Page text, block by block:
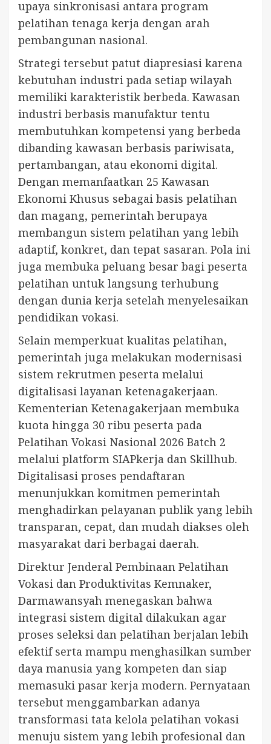
upaya sinkronisasi antara program
pelatihan tenaga kerja dengan arah
pembangunan nasional.
Strategi tersebut patut diapresiasi karena
kebutuhan industri pada setiap wilayah
memiliki karakteristik berbeda. Kawasan
industri berbasis manufaktur tentu
membutuhkan kompetensi yang berbeda
dibanding kawasan berbasis pariwisata,
pertambangan, atau ekonomi digital.
Dengan memanfaatkan 25 Kawasan
Ekonomi Khusus sebagai basis pelatihan
dan magang, pemerintah berupaya
membangun sistem pelatihan yang lebih
adaptif, konkret, dan tepat sasaran. Pola ini
juga membuka peluang besar bagi peserta
pelatihan untuk langsung terhubung
dengan dunia kerja setelah menyelesaikan
pendidikan vokasi.
Selain memperkuat kualitas pelatihan,
pemerintah juga melakukan modernisasi
sistem rekrutmen peserta melalui
digitalisasi layanan ketenagakerjaan.
Kementerian Ketenagakerjaan membuka
kuota hingga 30 ribu peserta pada
Pelatihan Vokasi Nasional 2026 Batch 2
melalui platform SIAPkerja dan Skillhub.
Digitalisasi proses pendaftaran
menunjukkan komitmen pemerintah
menghadirkan pelayanan publik yang lebih
transparan, cepat, dan mudah diakses oleh
masyarakat dari berbagai daerah.
Direktur Jenderal Pembinaan Pelatihan
Vokasi dan Produktivitas Kemnaker,
Darmawansyah menegaskan bahwa
integrasi sistem digital dilakukan agar
proses seleksi dan pelatihan berjalan lebih
efektif serta mampu menghasilkan sumber
daya manusia yang kompeten dan siap
memasuki pasar kerja modern. Pernyataan
tersebut menggambarkan adanya
transformasi tata kelola pelatihan vokasi
menuju sistem yang lebih profesional dan